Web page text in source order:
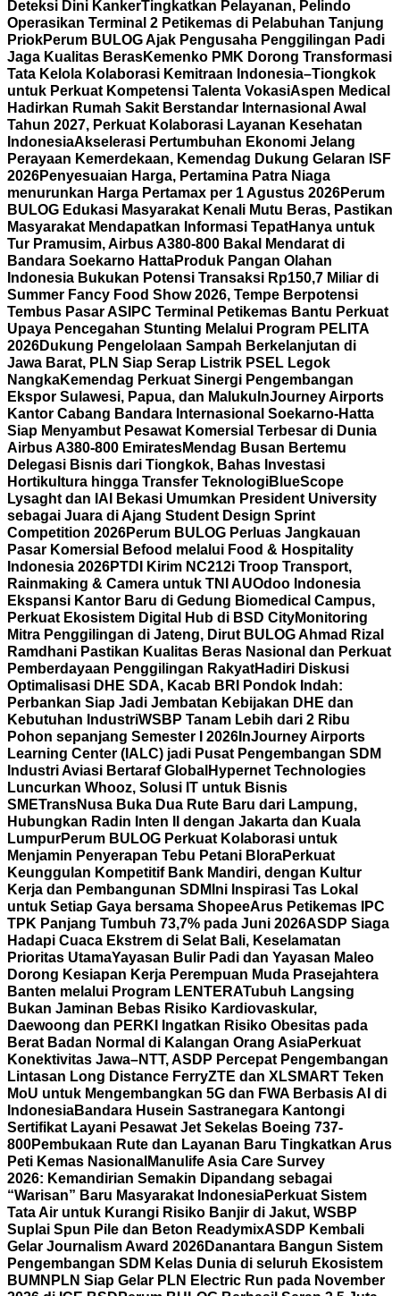
Deteksi Dini KankerTingkatkan Pelayanan, Pelindo
Operasikan Terminal 2 Petikemas di Pelabuhan Tanjung
PriokPerum BULOG Ajak Pengusaha Penggilingan Padi
Jaga Kualitas BerasKemenko PMK Dorong Transformasi
Tata Kelola Kolaborasi Kemitraan Indonesia–Tiongkok
untuk Perkuat Kompetensi Talenta VokasiAspen Medical
Hadirkan Rumah Sakit Berstandar Internasional Awal
Tahun 2027, Perkuat Kolaborasi Layanan Kesehatan
IndonesiaAkselerasi Pertumbuhan Ekonomi Jelang
Perayaan Kemerdekaan, Kemendag Dukung Gelaran ISF
2026Penyesuaian Harga, Pertamina Patra Niaga
menurunkan Harga Pertamax per 1 Agustus 2026Perum
BULOG Edukasi Masyarakat Kenali Mutu Beras, Pastikan
Masyarakat Mendapatkan Informasi TepatHanya untuk
Tur Pramusim, Airbus A380-800 Bakal Mendarat di
Bandara Soekarno HattaProduk Pangan Olahan
Indonesia Bukukan Potensi Transaksi Rp150,7 Miliar di
Summer Fancy Food Show 2026, Tempe Berpotensi
Tembus Pasar AS IPC Terminal Petikemas Bantu Perkuat
Upaya Pencegahan Stunting Melalui Program PELITA
2026Dukung Pengelolaan Sampah Berkelanjutan di
Jawa Barat, PLN Siap Serap Listrik PSEL Legok
NangkaKemendag Perkuat Sinergi Pengembangan
Ekspor Sulawesi, Papua, dan Maluku InJourney Airports
Kantor Cabang Bandara Internasional Soekarno-Hatta
Siap Menyambut Pesawat Komersial Terbesar di Dunia
Airbus A380-800 EmiratesMendag Busan Bertemu
Delegasi Bisnis dari Tiongkok, Bahas Investasi
Hortikultura hingga Transfer TeknologiBlueScope
Lysaght dan IAI Bekasi Umumkan President University
sebagai Juara di Ajang Student Design Sprint
Competition 2026Perum BULOG Perluas Jangkauan
Pasar Komersial Befood melalui Food & Hospitality
Indonesia 2026PTDI Kirim NC212i Troop Transport,
Rainmaking & Camera untuk TNI AUOdoo Indonesia
Ekspansi Kantor Baru di Gedung Biomedical Campus,
Perkuat Ekosistem Digital Hub di BSD CityMonitoring
Mitra Penggilingan di Jateng, Dirut BULOG Ahmad Rizal
Ramdhani Pastikan Kualitas Beras Nasional dan Perkuat
Pemberdayaan Penggilingan RakyatHadiri Diskusi
Optimalisasi DHE SDA, Kacab BRI Pondok Indah:
Perbankan Siap Jadi Jembatan Kebijakan DHE dan
Kebutuhan IndustriWSBP Tanam Lebih dari 2 Ribu
Pohon sepanjang Semester I 2026 InJourney Airports
Learning Center (IALC) jadi Pusat Pengembangan SDM
Industri Aviasi Bertaraf Global Hypernet Technologies
Luncurkan Whooz, Solusi IT untuk Bisnis
SMETransNusa Buka Dua Rute Baru dari Lampung,
Hubungkan Radin Inten II dengan Jakarta dan Kuala
LumpurPerum BULOG Perkuat Kolaborasi untuk
Menjamin Penyerapan Tebu Petani BloraPerkuat
Keunggulan Kompetitif Bank Mandiri, dengan Kultur
Kerja dan Pembangunan SDM Ini Inspirasi Tas Lokal
untuk Setiap Gaya bersama ShopeeArus Petikemas IPC
TPK Panjang Tumbuh 73,7% pada Juni 2026ASDP Siaga
Hadapi Cuaca Ekstrem di Selat Bali, Keselamatan
Prioritas UtamaYayasan Bulir Padi dan Yayasan Maleo
Dorong Kesiapan Kerja Perempuan Muda Prasejahtera
Banten melalui Program LENTERATubuh Langsing
Bukan Jaminan Bebas Risiko Kardiovaskular,
Daewoong dan PERKI Ingatkan Risiko Obesitas pada
Berat Badan Normal di Kalangan Orang AsiaPerkuat
Konektivitas Jawa–NTT, ASDP Percepat Pengembangan
Lintasan Long Distance FerryZTE dan XLSMART Teken
MoU untuk Mengembangkan 5G dan FWA Berbasis AI di
IndonesiaBandara Husein Sastranegara Kantongi
Sertifikat Layani Pesawat Jet Sekelas Boeing 737-
800Pembukaan Rute dan Layanan Baru Tingkatkan Arus
Peti Kemas Nasional Manulife Asia Care Survey
2026: Kemandirian Semakin Dipandang sebagai
“Warisan” Baru Masyarakat IndonesiaPerkuat Sistem
Tata Air untuk Kurangi Risiko Banjir di Jakut, WSBP
Suplai Spun Pile dan Beton ReadymixASDP Kembali
Gelar Journalism Award 2026Danantara Bangun Sistem
Pengembangan SDM Kelas Dunia di seluruh Ekosistem
BUMN PLN Siap Gelar PLN Electric Run pada November